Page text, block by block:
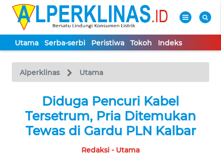
Utama Serba-serbi Peristiwa Tokoh Indeks
Alperklinas Utama
Diduga Pencuri Kabel
Tersetrum, Pria Ditemukan
Tewas di Gardu PLN Kalbar
Redaksi - Utama
TV
Tutup
SERBA-
SERBI